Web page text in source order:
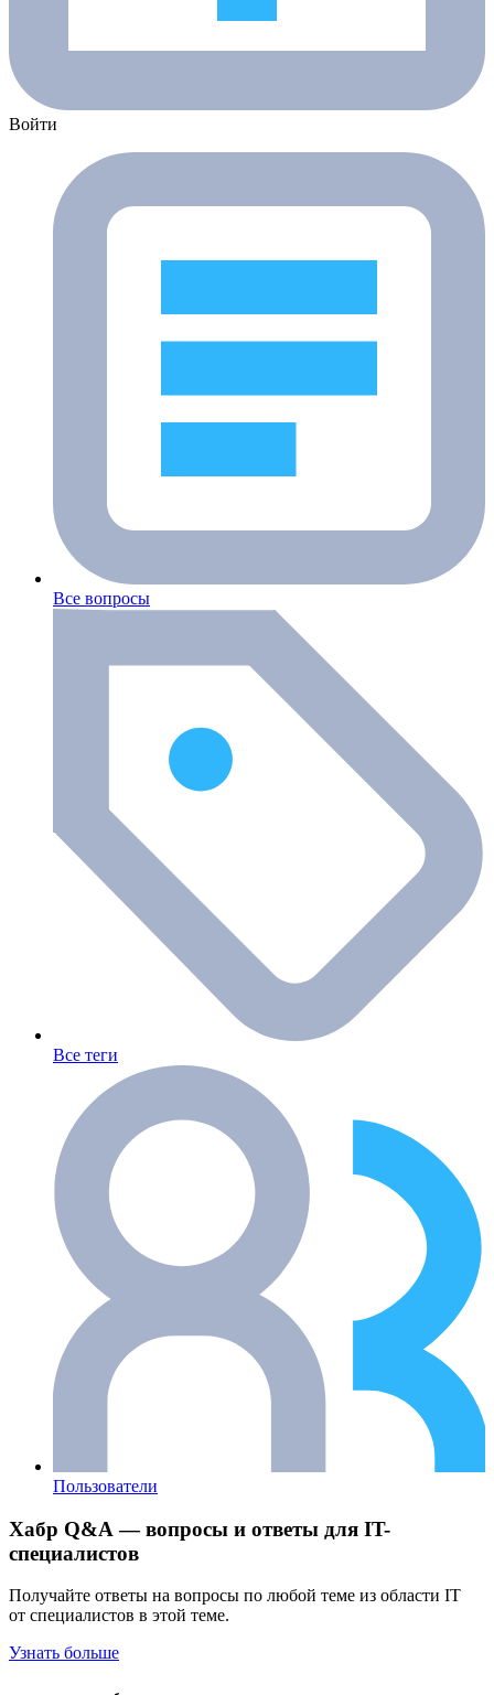
Войти
Все вопросы
Все теги
Пользователи
Хабр Q&A — вопросы и ответы для IT-
специалистов
Получайте ответы на вопросы по любой теме из области IT
от специалистов в этой теме.
Узнать больше